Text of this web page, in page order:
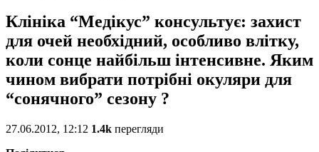
Клініка “Медікус” консультує: захист
для очей необхідний, особливо влітку,
коли сонце найбільш інтенсивне. Яким
чином вибрати потрібні окуляри для
“сонячного” сезону ?
27.06.2012, 12:12 1.4k перегляди